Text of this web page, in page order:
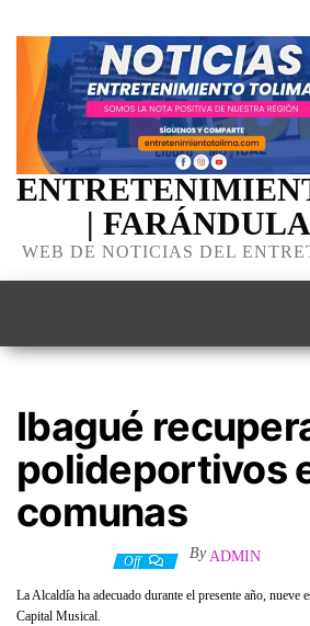
|
WEB DE NOTICIAS DEL
Ibagué
polideportivos
comunas
Off By ADMIN
La Alcaldía ha adecuado durante el presente año, nueve
Capital Musical.